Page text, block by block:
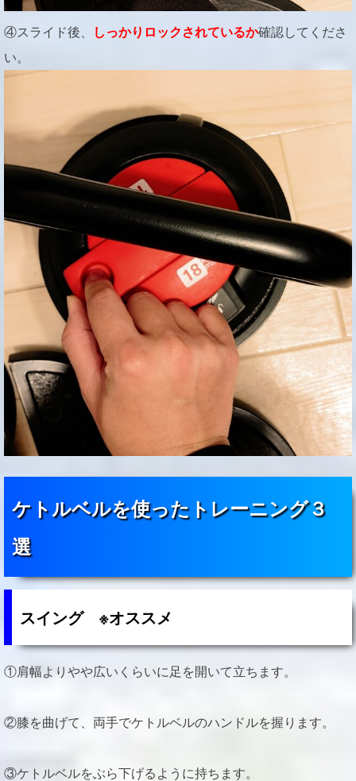
④スライド後、 しっかりロックされているか確認してくださ
い。
ケトルベルを使ったトレーニング３
選
スイング ※オススメ
①肩幅よりやや広いくらいに足を開いて立ちます。
②膝を曲げて、両手でケトルベルのハンドルを握ります。
③ケトルベルをぶら下げるように持ちます。